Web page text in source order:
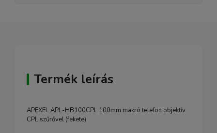
Termék leírás
APEXEL APL-HB100CPL 100mm makró telefon objektív
CPL szűrővel (fekete)